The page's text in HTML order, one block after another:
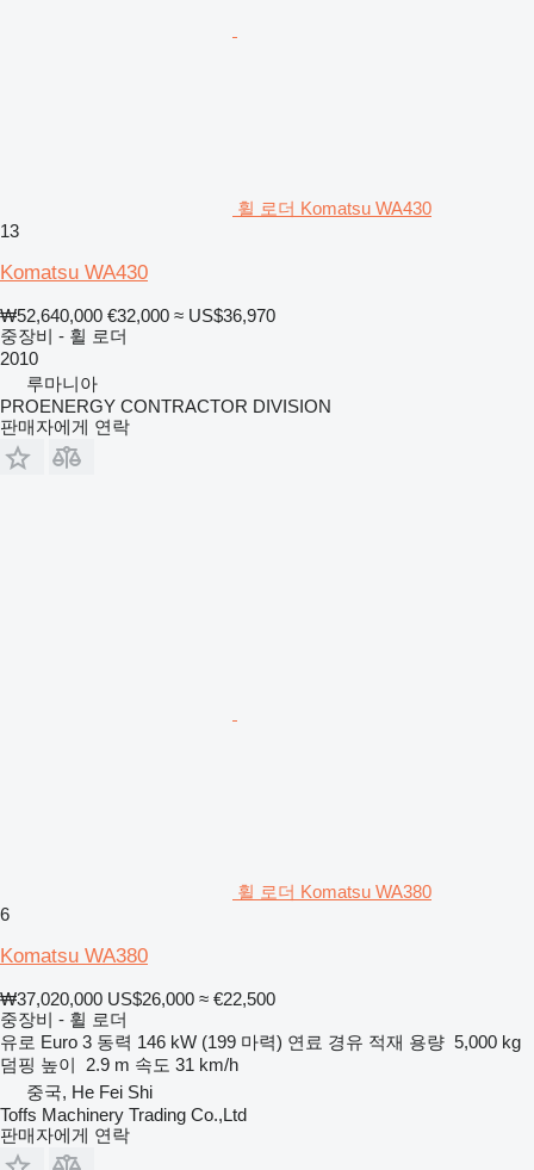
휠 로더 Komatsu WA430
13
Komatsu WA430
₩52,640,000 €32,000 ≈ US$36,970
중장비 - 휠 로더
2010
루마니아
PROENERGY CONTRACTOR DIVISION
판매자에게 연락
휠 로더 Komatsu WA380
6
Komatsu WA380
₩37,020,000 US$26,000 ≈ €22,500
중장비 - 휠 로더
유로 Euro 3 동력 146 kW (199 마력) 연료 경유 적재 용량 5,000 kg
덤핑 높이
2.9 m 속도 31 km/h
중국, He Fei Shi
Toffs Machinery Trading Co.,Ltd
판매자에게 연락